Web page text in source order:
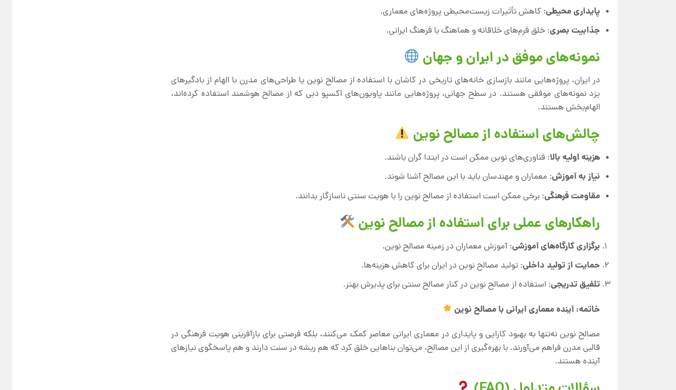
پایداری محیطی: کاهش تأثیرات زیست‌محیطی پروژه‌های معماری.
جذابیت بصری: خلق فرم‌های خلاقانه و هماهنگ با فرهنگ ایرانی.
نمونه‌های موفق در ایران و جهان
در ایران، پروژه‌هایی مانند بازسازی خانه‌های تاریخی در کاشان با استفاده از مصالح نوین یا طراحی‌های مدرن با الهام از بادگیرهای
یزد نمونه‌های موفقی هستند. در سطح جهانی، پروژه‌هایی مانند پاویون‌های اکسپو دبی که از مصالح هوشمند استفاده کرده‌اند،
الهام‌بخش هستند.
چالش‌های استفاده از مصالح نوین
هزینه اولیه بالا: فناوری‌های نوین ممکن است در ابتدا گران باشند.
نیاز به آموزش: معماران و مهندسان باید با این مصالح آشنا شوند.
مقاومت فرهنگی: برخی ممکن است استفاده از مصالح نوین را با هویت سنتی ناسازگار بدانند.
راهکارهای عملی برای استفاده از مصالح نوین
برگزاری کارگاه‌های آموزشی: آموزش معماران در زمینه مصالح نوین.
حمایت از تولید داخلی: تولید مصالح نوین در ایران برای کاهش هزینه‌ها.
تلفیق تدریجی: استفاده از مصالح نوین در کنار مصالح سنتی برای پذیرش بهتر.
خاتمه: آینده معماری ایرانی با مصالح نوین
مصالح نوین نه‌تنها به بهبود کارایی و پایداری در معماری ایرانی معاصر کمک می‌کنند، بلکه فرصتی برای بازآفرینی هویت فرهنگی در
قالبی مدرن فراهم می‌آورند. با بهره‌گیری از این مصالح، می‌توان بناهایی خلق کرد که هم ریشه در سنت دارند و هم پاسخگوی نیازهای
آینده هستند.